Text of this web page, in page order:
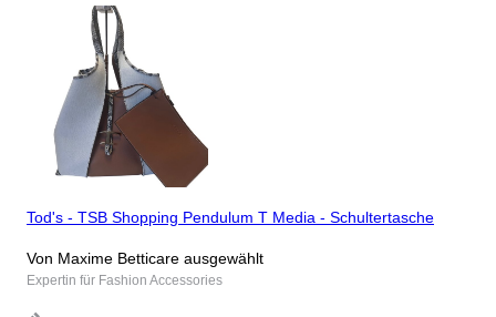
Tod's - TSB Shopping Pendulum T Media - Schultertasche
Von Maxime Betticare ausgewählt
Expertin für Fashion Accessories